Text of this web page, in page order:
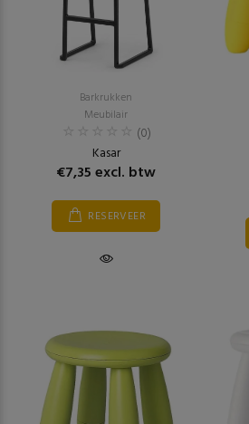
Barkrukken
Meubilair
(0)
Kasar
€7,35 excl. btw
RESERVEER